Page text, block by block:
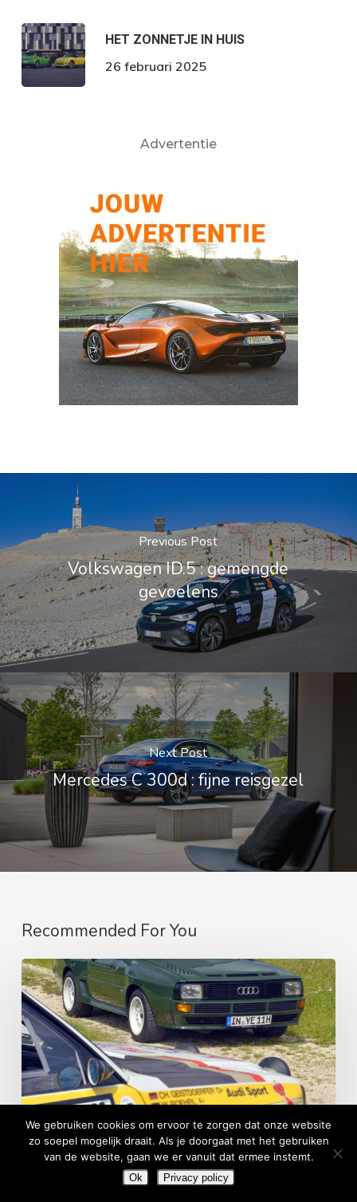
HET ZONNETJE IN HUIS
26 februari 2025
Advertentie
Previous Post
Volkswagen ID.5 : gemengde
gevoelens
Next Post
Mercedes C 300d : fijne reisgezel
Recommended For You
DE
GEKNOTTE
QUATTRO
We gebruiken cookies om ervoor te zorgen dat onze website
zo soepel mogelijk draait. Als je doorgaat met het gebruiken
van de website, gaan we er vanuit dat ermee instemt.
Ok Privacy policy